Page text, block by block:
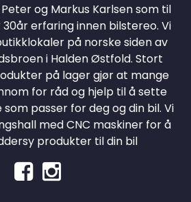
og Markus Karlsen som til
erfaring innen bilstereo. Vi
på norske siden av
i Halden Østfold. Stort
på lager gjør at mange
for råd og hjelp til å sette
passer for deg og din bil. Vi
med CNC maskiner for å
produkter til din bil